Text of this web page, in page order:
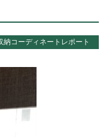
納コーディネートレポート